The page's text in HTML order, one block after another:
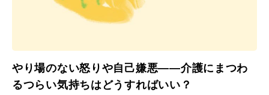
やり場のない怒りや自己嫌悪——介護にまつわ
るつらい気持ちはどうすればいい？